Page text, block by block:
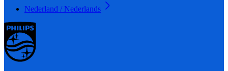
Nederland / Nederlands